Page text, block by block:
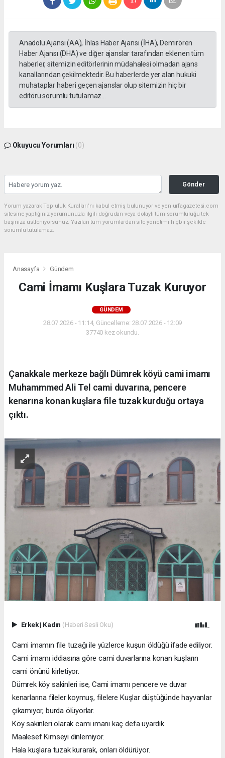
Anadolu Ajansı (AA), İhlas Haber Ajansı (İHA), Demirören
Haber Ajansı (DHA) ve diğer ajanslar tarafından eklenen tüm
haberler, sitemizin editörlerinin müdahalesi olmadan ajans
kanallarından çekilmektedir. Bu haberlerde yer alan hukuki
muhataplar haberi geçen ajanslar olup sitemizin hiç bir
editörü sorumlu tutulamaz...
Okuyucu Yorumları (0)
Gönder
Yorum yazarak Topluluk Kuralları’nı kabul etmiş bulunuyor ve yeniurfagazetesi.com
sitesine yaptığınız yorumunuzla ilgili doğrudan veya dolaylı tüm sorumluluğu tek
başınıza üstleniyorsunuz. Yazılan tüm yorumlardan site yönetimi hiçbir şekilde
sorumlu tutulamaz.
Anasayfa Gündem
Cami İmamı Kuşlara Tuzak Kuruyor
GÜNDEM
28.07.2026 - 11:14, Güncelleme: 28.07.2026 - 12:09
37740 kez okundu.
Çanakkale merkeze bağlı Dümrek köyü cami imamı
Muhammmed Ali Tel cami duvarına, pencere
kenarına konan kuşlara file tuzak kurduğu ortaya
çıktı.
Erkek| Kadın (Haberi Sesli Oku)
Cami imamın file tuzağı ile yüzlerce kuşun öldüğü ifade ediliyor.
Cami imamı iddiasına göre cami duvarlarına konan kuşların
cami önünü kirletiyor.
Dümrek köy sakinleri ise, Cami imamı pencere ve duvar
kenarlarına fileler koymuş, filelere Kuşlar düştüğünde hayvanlar
çıkamıyor, burda ölüyorlar.
Köy sakinleri olarak cami imanı kaç defa uyardık.
Maalesef Kimseyi dinlemiyor.
Hala kuşlara tuzak kurarak, onları öldürüyor.